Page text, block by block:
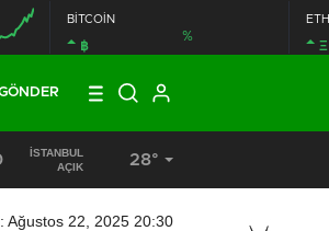
BİTCOİN
฿
%
Ξ
DR. MİTHAT BÜLENT ÖZMEN’DEN
İSTANBUL
AÇIK
28°
Ağustos 22, 2025 20:30